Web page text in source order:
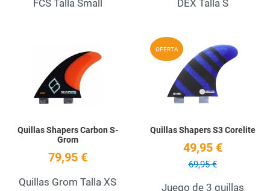
FCS Talla Small
DEX Talla S
Add to Wishlist
Quillas Shapers Carbon S-
Grom
79,95 €
Quillas Grom Talla XS
OFERTA
Quillas Shapers S3 Corelite
49,95 €
69,95 €
Juego de 3 quillas